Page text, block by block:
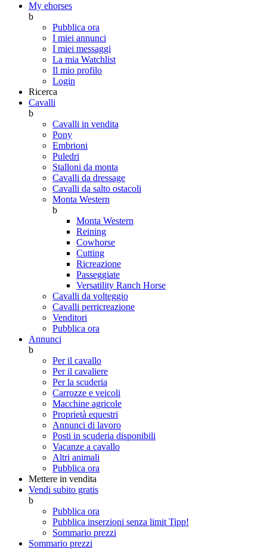
My ehorses
b
Pubblica ora
I miei annunci
I miei messaggi
La mia Watchlist
Il mio profilo
Login
Ricerca
Cavalli
b
Cavalli in vendita
Pony
Embrioni
Puledri
Stalloni da monta
Cavalli da dressage
Cavalli da salto ostacoli
Monta Western
b
Monta Western
Reining
Cowhorse
Cutting
Ricreazione
Passeggiate
Versatility Ranch Horse
Cavalli da volteggio
Cavalli perricreazione
Venditori
Pubblica ora
Annunci
b
Per il cavallo
Per il cavaliere
Per la scuderia
Carrozze e veicoli
Macchine agricole
Proprietà equestri
Annunci di lavoro
Posti in scuderia disponibili
Vacanze a cavallo
Altri animali
Pubblica ora
Mettere in vendita
Vendi subito gratis
b
Pubblica ora
Pubblica inserzioni senza limit Tipp!
Sommario prezzi
Sommario prezzi